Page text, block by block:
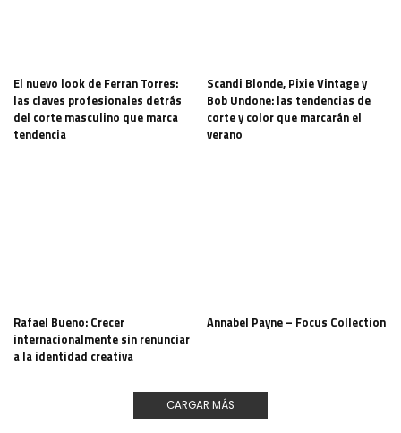
El nuevo look de Ferran Torres:
las claves profesionales detrás
del corte masculino que marca
tendencia
Scandi Blonde, Pixie Vintage y
Bob Undone: las tendencias de
corte y color que marcarán el
verano
Rafael Bueno: Crecer
internacionalmente sin renunciar
a la identidad creativa
Annabel Payne – Focus Collection
CARGAR MÁS